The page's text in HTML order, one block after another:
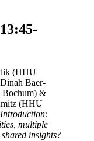
(HHU
Baer-
Bochum) &
(HHU
Introduction:
multiple
insights?